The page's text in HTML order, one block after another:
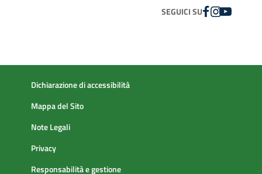
SEGUICI SUFACEBOOK
INSTAGRAM
YOUTUBE
Dichiarazione di accessibilità
Mappa del Sito
Note Legali
Privacy
Responsabilità e gestione